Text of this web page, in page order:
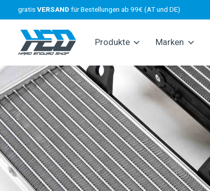
gratisVERSAND für Bestellungen ab 99€ (AT und DE)
Produkte Marken